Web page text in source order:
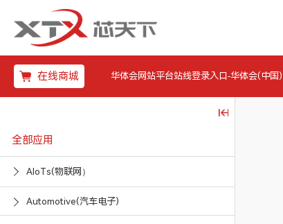
在线商城 华体会网站平台站线登录入口-华体会(中国)
全部应用
AIoTs(物联网）
Automotive(汽车电子)